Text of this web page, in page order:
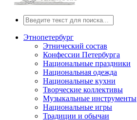
Этнопетербург
Этнический состав
Конфессии Петербурга
Национальные праздники
Национальная одежда
Национальные кухни
Творческие коллективы
Музыкальные инструменты
Национальные игры
Традиции и обычаи